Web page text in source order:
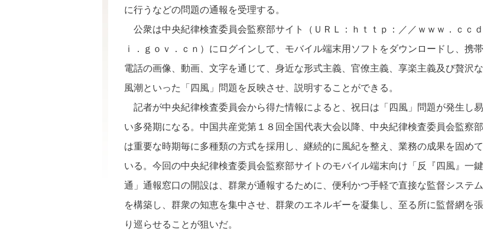
に行うなどの問題の通報を受理する。
公衆は中央紀律検査委員会監察部サイト（ＵＲＬ：ｈｔｔｐ：／／ｗｗｗ．ｃｃｄ
ｉ．ｇｏｖ．ｃｎ）にログインして、モバイル端末用ソフトをダウンロードし、携帯
電話の画像、動画、文字を通じて、身近な形式主義、官僚主義、享楽主義及び贅沢な
風潮といった「四風」問題を反映させ、説明することができる。
記者が中央紀律検査委員会から得た情報によると、祝日は「四風」問題が発生し易
い多発期になる。中国共産党第１８回全国代表大会以降、中央紀律検査委員会監察部
は重要な時期毎に多種類の方式を採用し、継続的に風紀を整え、業務の成果を固めて
いる 。今回の中央紀律検査委員会監察部サイトのモバイル端末向け「反『四風』一鍵
通」通報窓口の開設は、群衆が通報するために、便利かつ手軽で直接な監督システム
を構築し、群衆の知恵を集中させ、群衆のエネルギーを凝集し、至る所に監督網を張
り巡らせることが狙いだ。